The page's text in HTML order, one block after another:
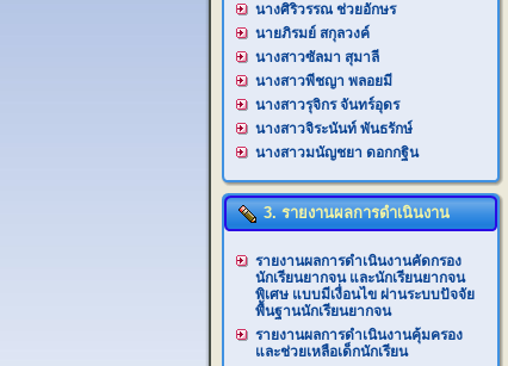
นางศิริวรรณ ช่วยอักษร
นายภิรมย์ สกุลวงค์
นางสาวซัลมา สุมาลี
นางสาวพีชญา พลอยมี
นางสาวรุจิกร จันทร์อุดร
นางสาวจิระนันท์ พันธรักษ์
นางสาวมนัญชยา ดอกกฐิน
3. รายงานผลการดำเนินงาน
รายงานผลการดำเนินงานคัดกรอง
นักเรียนยากจน และนักเรียนยากจน
พิเศษ แบบมีเงื่อนไข ผ่านระบบปัจจัย
พื้นฐานนักเรียนยากจน
รายงานผลการดำเนินงานคุ้มครอง
และช่วยเหลือเด็กนักเรียน